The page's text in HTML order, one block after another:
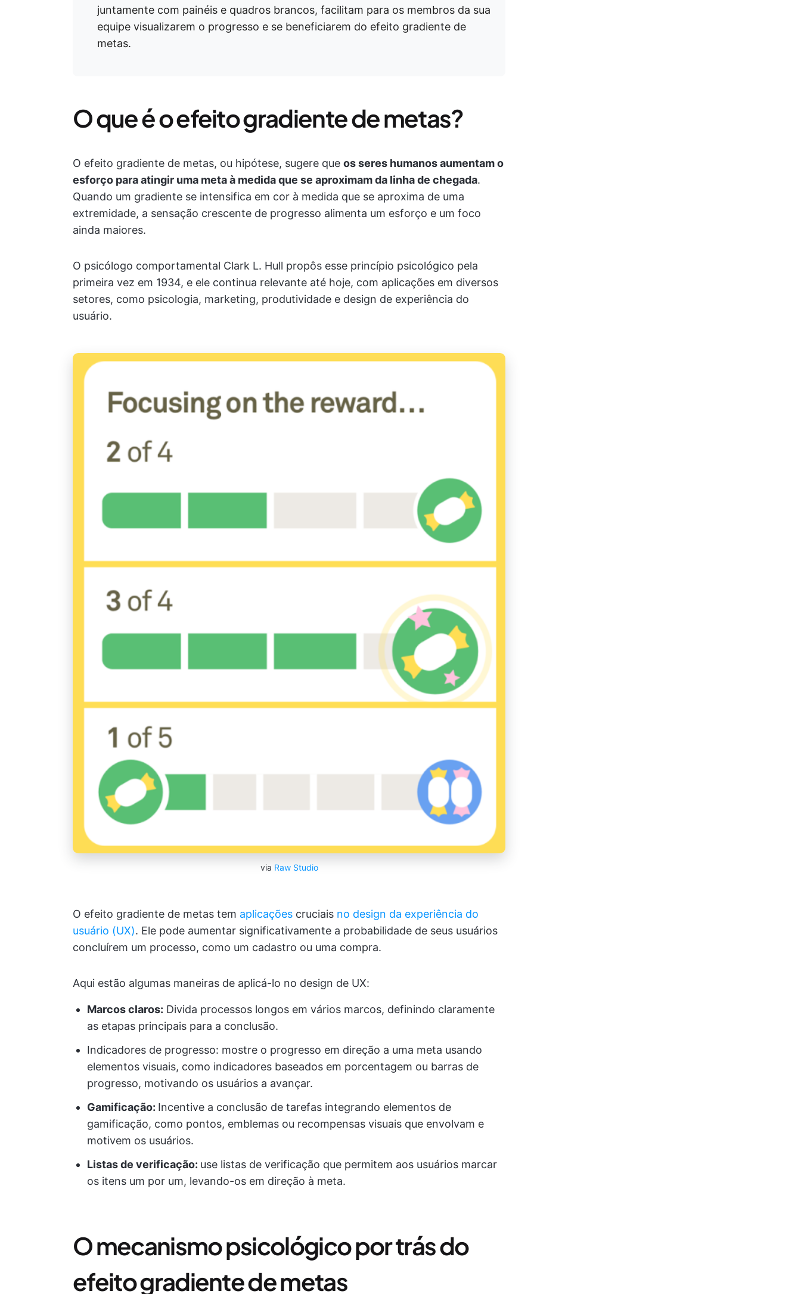
juntamente com painéis e quadros brancos, facilitam para os membros da sua
equipe visualizarem o progresso e se beneficiarem do efeito gradiente de
metas.
O que é o efeito gradiente de metas?
O efeito gradiente de metas, ou hipótese, sugere que os seres humanos aumentam o
esforço para atingir uma meta à medida que se aproximam da linha de chegada.
Quando um gradiente se intensifica em cor à medida que se aproxima de uma
extremidade, a sensação crescente de progresso alimenta um esforço e um foco
ainda maiores.
O psicólogo comportamental Clark L. Hull propôs esse princípio psicológico pela
primeira vez em 1934, e ele continua relevante até hoje, com aplicações em diversos
setores, como psicologia, marketing, produtividade e design de experiência do
usuário.
via Raw Studio
O efeito gradiente de metas tem aplicações cruciais no design da experiência do
usuário (UX). Ele pode aumentar significativamente a probabilidade de seus usuários
concluírem um processo, como um cadastro ou uma compra.
Aqui estão algumas maneiras de aplicá-lo no design de UX:
Marcos claros: Divida processos longos em vários marcos, definindo claramente
as etapas principais para a conclusão.
Indicadores de progresso: mostre o progresso em direção a uma meta usando
elementos visuais, como indicadores baseados em porcentagem ou barras de
progresso, motivando os usuários a avançar.
Gamificação: Incentive a conclusão de tarefas integrando elementos de
gamificação, como pontos, emblemas ou recompensas visuais que envolvam e
motivem os usuários.
Listas de verificação: use listas de verificação que permitem aos usuários marcar
os itens um por um, levando-os em direção à meta.
O mecanismo psicológico por trás do
efeito gradiente de metas